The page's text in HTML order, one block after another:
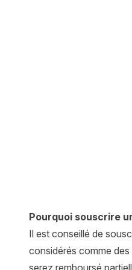
Pourquoi souscrire
Il est conseillé de
considérés comme
serez remboursé